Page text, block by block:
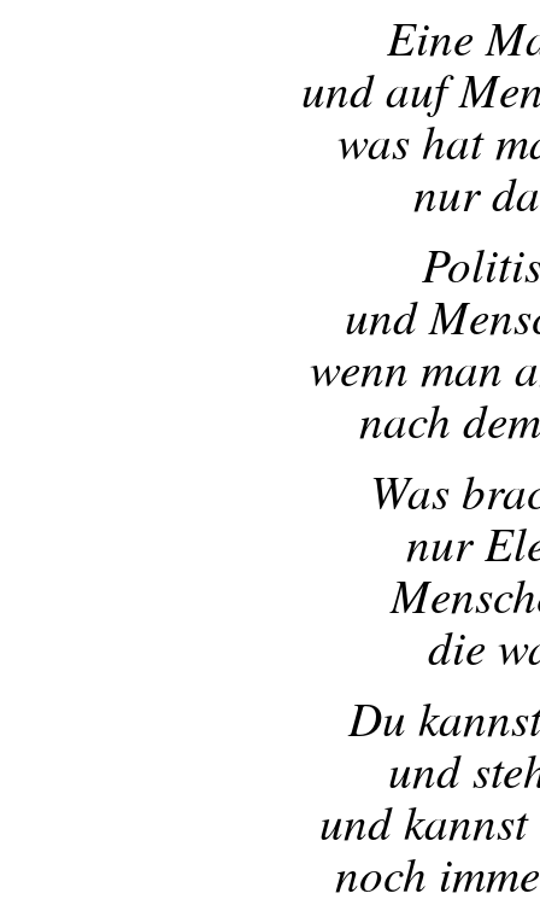
Eine
und auf
was hat
nur
und
wenn man
nach
Was
nur
die
Du
und
und
noch